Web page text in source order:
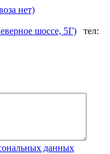
нет)
шоссе, 5Г)
тел:
данных